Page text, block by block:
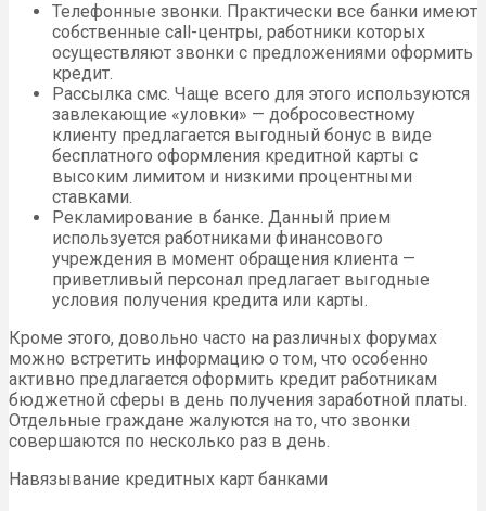
Телефонные звонки. Практически все банки имеют
собственные call-центры, работники которых
осуществляют звонки с предложениями оформить
кредит.
Рассылка смс. Чаще всего для этого используются
завлекающие «уловки» — добросовестному
клиенту предлагается выгодный бонус в виде
бесплатного оформления кредитной карты с
высоким лимитом и низкими процентными
ставками.
Рекламирование в банке. Данный прием
используется работниками финансового
учреждения в момент обращения клиента —
приветливый персонал предлагает выгодные
условия получения кредита или карты.
Кроме этого, довольно часто на различных форумах
можно встретить информацию о том, что особенно
активно предлагается оформить кредит работникам
бюджетной сферы в день получения заработной платы.
Отдельные граждане жалуются на то, что звонки
совершаются по несколько раз в день.
Навязывание кредитных карт банками